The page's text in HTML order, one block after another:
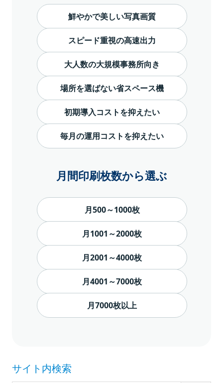
鮮やかで美しい写真画質
スピード重視の高速出力
大人数の大規模事務所向き
場所を選ばない省スペース機
初期導入コストを抑えたい
毎月の運用コストを抑えたい
月間印刷枚数から選ぶ
月500～1000枚
月1001～2000枚
月2001～4000枚
月4001～7000枚
月7000枚以上
サイト内検索